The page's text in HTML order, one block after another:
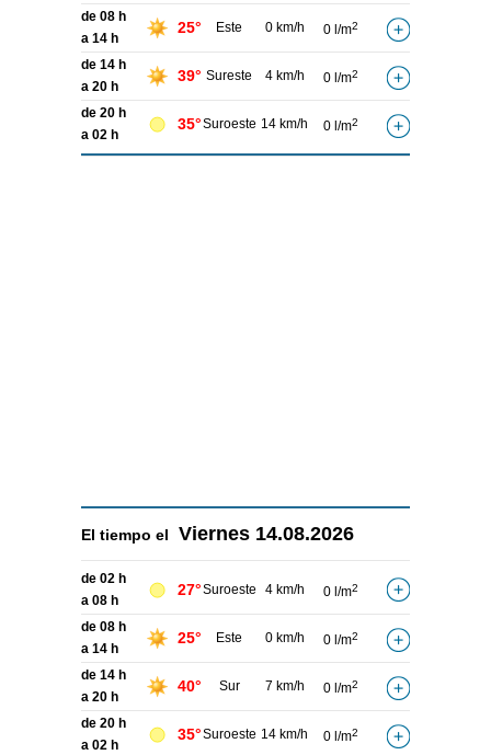
de 08 h
a 14 h
25° Este 0 km/h 0 l/m2
de 14 h
a 20 h
39° Sureste 4 km/h 0 l/m2
de 20 h
a 02 h
35°Suroeste 14 km/h 0 l/m2
El tiempo el Viernes 14.08.2026
de 02 h
a 08 h
27°Suroeste 4 km/h 0 l/m2
de 08 h
a 14 h
25° Este 0 km/h 0 l/m2
de 14 h
a 20 h
40° Sur 7 km/h 0 l/m2
de 20 h
a 02 h
35°Suroeste 14 km/h 0 l/m2